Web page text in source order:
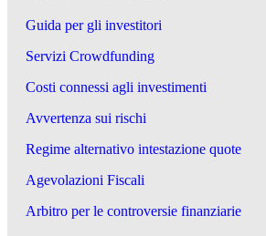
Guida per gli investitori
Servizi Crowdfunding
Costi connessi agli investimenti
Avvertenza sui rischi
Regime alternativo intestazione quote
Agevolazioni Fiscali
Arbitro per le controversie finanziarie